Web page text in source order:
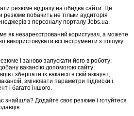
резюме відразу на обидва сайти. Це
побачить не тільки аудиторія
з персоналу порталу Jobs.ua.
як незареєстрований користувач, а можете
використовувати всі інструменти з пошуку
і заново запускати його в роботу;
вакансію допомогою сайту;
і зберігати їх вакансії в свій аккаунт;
змінювати параметри підписки і
і багато іншого.
знайшла? Додайте своє резюме і готуйтеся